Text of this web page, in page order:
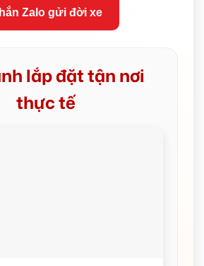
Zalo gửi đời xe
lắp đặt tận nơi
thực tế